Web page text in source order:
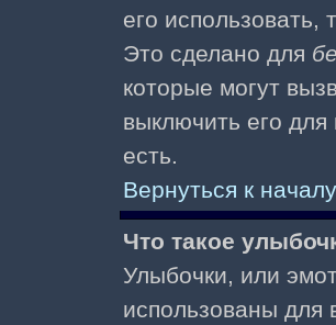
его использовать,
Это сделано для
которые могут
выключить его для
есть.
Вернуться к началу
Что такое
Улыбочки, или
использованы для